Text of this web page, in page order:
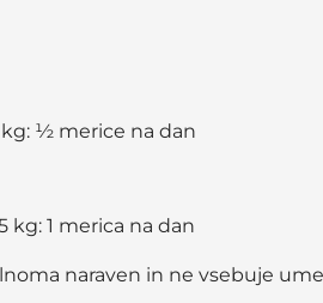
½ merice na dan
kg: 1 merica na dan
naraven in ne vsebuje